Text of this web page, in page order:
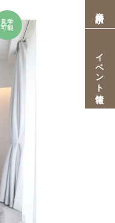
イベント情報
見学
可能